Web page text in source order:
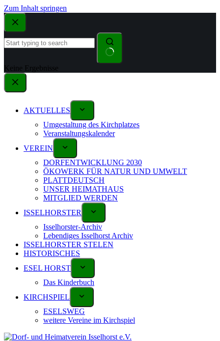
Zum Inhalt springen
Keine Ergebnisse
AKTUELLES
Umgestaltung des Kirchplatzes
Veranstaltungskalender
VEREIN
DORFENTWICKLUNG 2030
ÖKOWERK FÜR NATUR UND UMWELT
PLATTDEUTSCH
UNSER HEIMATHAUS
MITGLIED WERDEN
ISSELHORSTER
Isselhorster-Archiv
Lebendiges Isselhorst Archiv
ISSELHORSTER STELEN
HISTORISCHES
ESEL HORST
Das Kinderbuch
KIRCHSPIEL
ESELSWEG
weitere Vereine im Kirchspiel